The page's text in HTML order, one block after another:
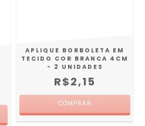
APLIQUE BORBOLETA EM
TECIDO COR BRANCA 4CM
- 2 UNIDADES
R$2,15